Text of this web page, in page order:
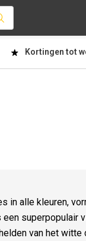
Kortingen tot
in alle kleuren,
superpopulair
van het witte